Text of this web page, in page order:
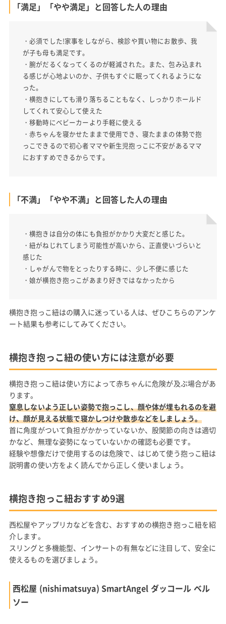
「満足」「やや満足」と回答した人の理由
・必須でした!家事をしながら、検診や買い物にお散歩、我
が子も母も満足です。
・腕がだるくなってくるのが軽減された。また、包み込まれ
る感じが心地よいのか、子供もすぐに眠ってくれるようにな
った。
・横抱きにしても滑り落ちることもなく、しっかりホールド
してくれて安心して使えた
・移動時にベビーカーより手軽に使える
・赤ちゃんを寝かせたままで使用でき、寝たままの体勢で抱
っこできるので初心者ママや新生児抱っこに不安があるママ
におすすめできるからです。
「不満」「やや不満」と回答した人の理由
・横抱きは自分の体にも負担がかかり大変だと感じた。
・紐がねじれてしまう可能性が高いから、正直使いづらいと
感じた
・しゃがんで物をとったりする時に、少し不便に感じた
・娘が横抱き抱っこがあまり好きではなかったから
横抱き抱っこ紐はの購入に迷っている人は、ぜひこちらのアンケ
ート結果も参考にしてみてください。
横抱き抱っこ紐の使い方には注意が必要
横抱き抱っこ紐は使い方によって赤ちゃんに危険が及ぶ場合があ
ります。
窒息しないよう正しい姿勢で抱っこし、顔や体が埋もれるのを避
け、顔が見える状態で寝かしつけや散歩などをしましょう。
首に角度がついて負担がかかっていないか、股関節の向きは適切
かなど、無理な姿勢になっていないかの確認も必要です。
経験や想像だけで使用するのは危険で、はじめて使う抱っこ紐は
説明書の使い方をよく読んでから正しく使いましょう。
横抱き抱っこ紐おすすめ9選
西松屋やアップリカなどを含む、おすすめの横抱き抱っこ紐を紹
介します。
スリングと多機能型、インサートの有無などに注目して、安全に
使えるものを選びましょう。
西松屋 (nishimatsuya) SmartAngel ダッコール ベル
ソー